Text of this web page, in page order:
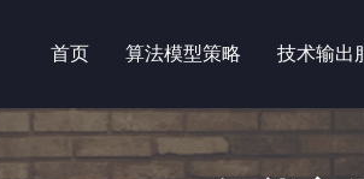
首页 算法模型策略 技术输出